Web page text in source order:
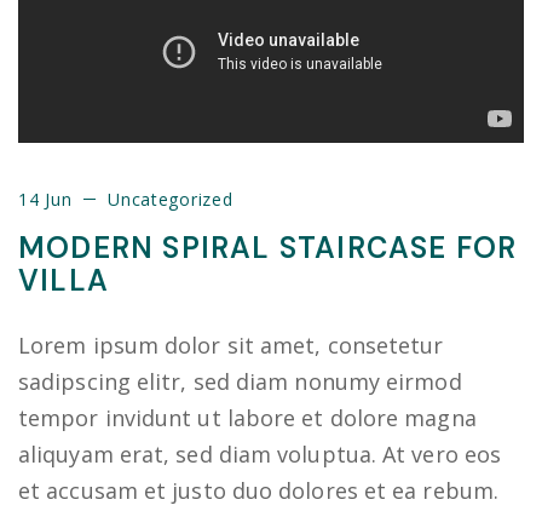
14 Jun Uncategorized
MODERN SPIRAL STAIRCASE FOR
VILLA
Lorem ipsum dolor sit amet, consetetur
sadipscing elitr, sed diam nonumy eirmod
tempor invidunt ut labore et dolore magna
aliquyam erat, sed diam voluptua. At vero eos
et accusam et justo duo dolores et ea rebum.